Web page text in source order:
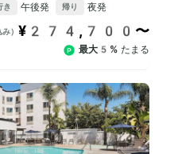
き 午後発 帰り 夜発
） ¥274,700〜
最大5% たまる